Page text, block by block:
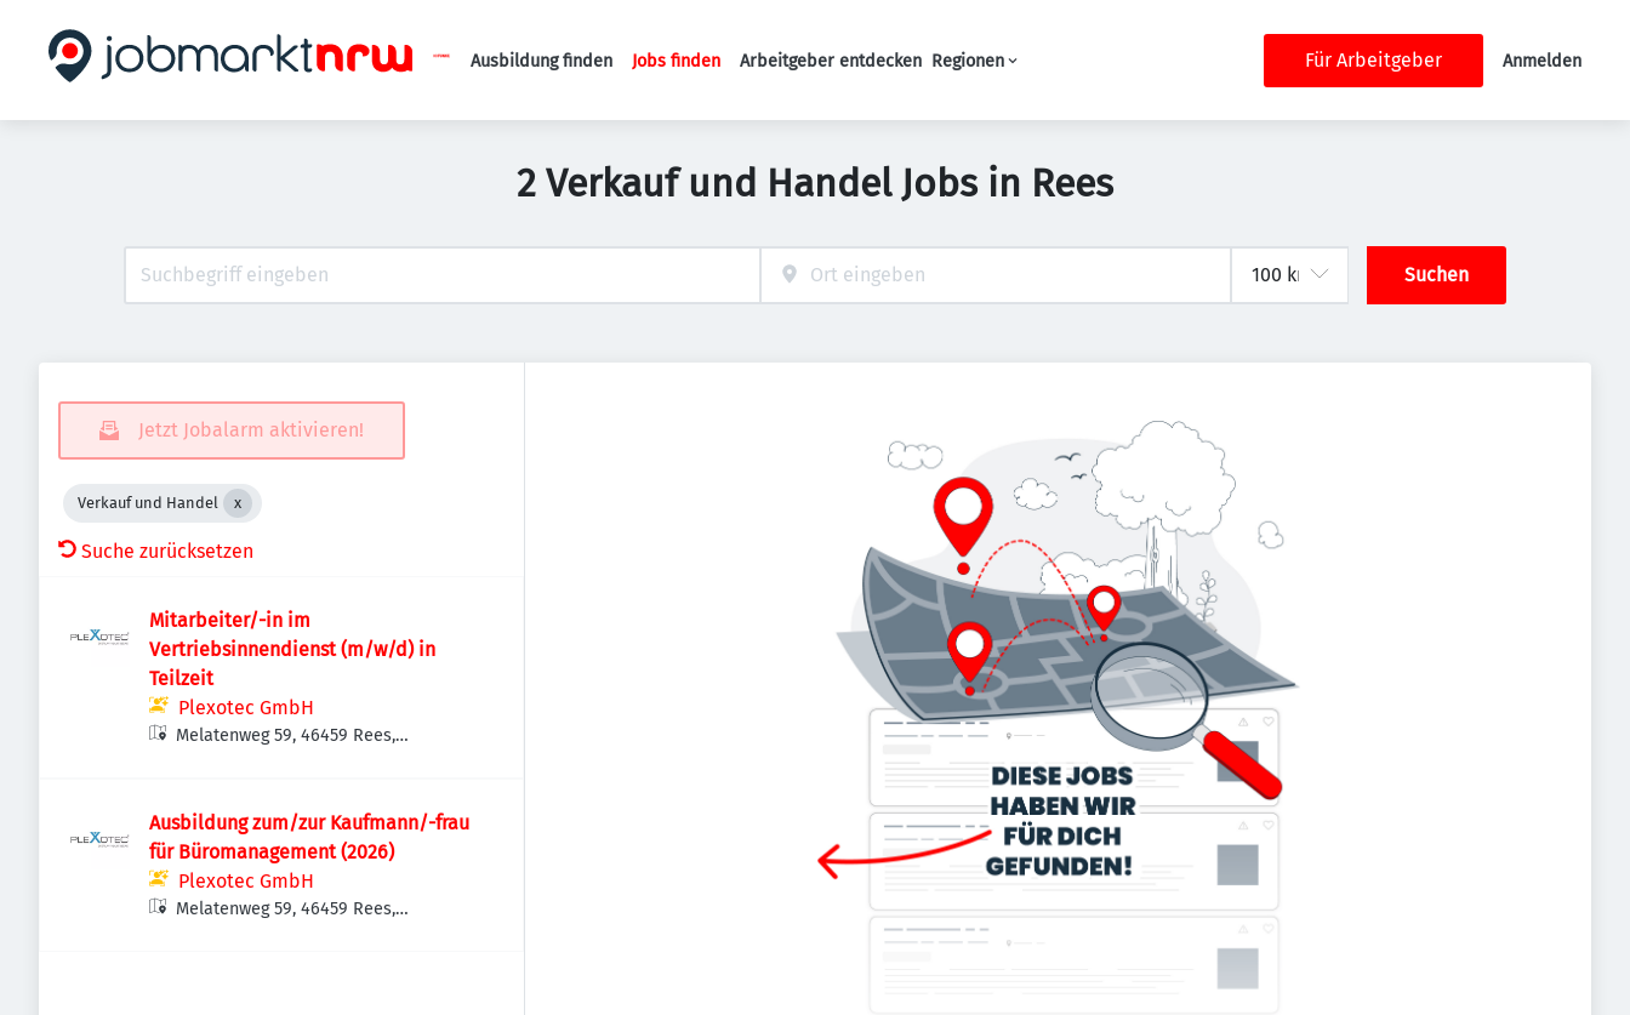
Haupt-Navigation
Ausbildung finden Jobs finden Arbeitgeber entdecken Regionen Für Arbeitgeber Anmelden
2 Verkauf und Handel Jobs in Rees
Suchen
Jetzt Jobalarm aktivieren!
Verkauf und Handel
Suche zurücksetzen
Mitarbeiter/-in im
Vertriebsinnendienst (m/w/d) in
Teilzeit
Plexotec GmbH
Melatenweg 59, 46459 Rees,
Ausbildung zum/zur Kaufmann/-frau
für Büromanagement (2026)
Plexotec GmbH
Melatenweg 59, 46459 Rees,